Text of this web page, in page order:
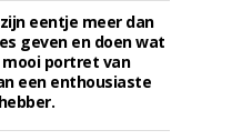
eentje meer dan
geven en doen wat
portret van
een enthousiaste